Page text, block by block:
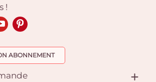
!
ABONNEMENT